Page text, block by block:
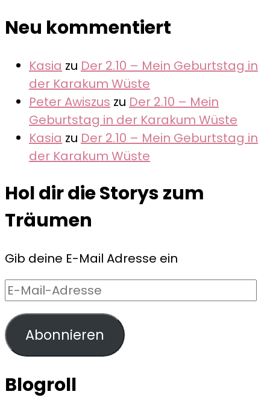
Neu kommentiert
Kasia zu Der 2.10 – Mein Geburtstag in
der Karakum Wüste
Peter Awiszus zu Der 2.10 – Mein
Geburtstag in der Karakum Wüste
Kasia zu Der 2.10 – Mein Geburtstag in
der Karakum Wüste
Hol dir die Storys zum
Träumen
Gib deine E-Mail Adresse ein
E-
Mail-
Adresse
Abonnieren
Blogroll